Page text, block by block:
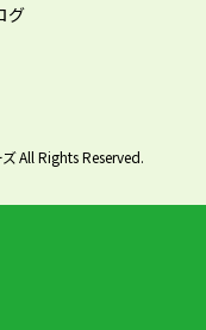
グ
All Rights Reserved.